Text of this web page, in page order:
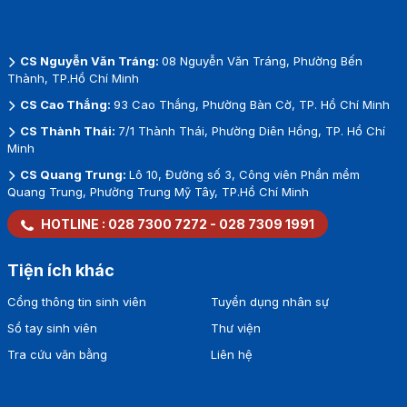
CS Nguyễn Văn Tráng: 08 Nguyễn Văn Tráng, Phường Bến
Thành, TP.Hồ Chí Minh
CS Cao Thắng: 93 Cao Thắng, Phường Bàn Cờ, TP. Hồ Chí Minh
CS Thành Thái: 7/1 Thành Thái, Phường Diên Hồng, TP. Hồ Chí
Minh
CS Quang Trung: Lô 10, Đường số 3, Công viên Phần mềm
Quang Trung, Phường Trung Mỹ Tây, TP.Hồ Chí Minh
HOTLINE : 028 7300 7272 - 028 7309 1991
Tiện ích khác
Cổng thông tin sinh viên
Sổ tay sinh viên
Tra cứu văn bằng
Tuyển dụng nhân sự
Thư viện
Liên hệ